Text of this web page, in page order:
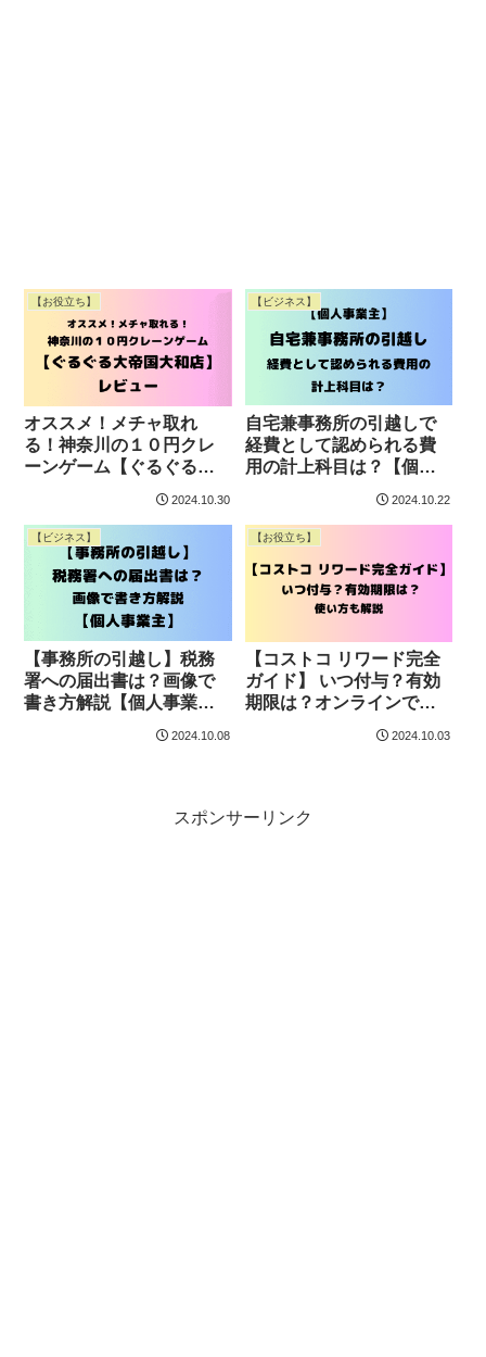
【お役立ち】
オススメ！メチャ取れ
る！神奈川の１０円クレ
ーンゲーム【ぐるぐる大
2024.10.30
【ビジネス】
自宅兼事務所の引越しで
経費として認められる費
用の計上科目は？【個人
2024.10.22
【ビジネス】
【事務所の引越し】税務
署への届出書は？画像で
書き方解説【個人事業
2024.10.08
【お役立ち】
【コストコ リワード完全
ガイド】 いつ付与？有効
期限は？オンラインで使
2024.10.03
スポンサーリンク